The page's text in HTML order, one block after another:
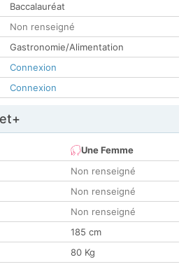
Baccalauréat
Non renseigné
Gastronomie/Alimentation
Connexion
Connexion
Une Femme
Non renseigné
Non renseigné
Non renseigné
185 cm
80 Kg